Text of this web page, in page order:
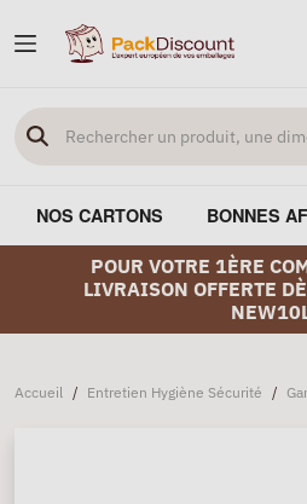
NOS CARTONS BONNES
POUR VOTRE 1ÈRE
LIVRAISON OFFERTE
Accueil / Entretien Hygiène Sécurité /